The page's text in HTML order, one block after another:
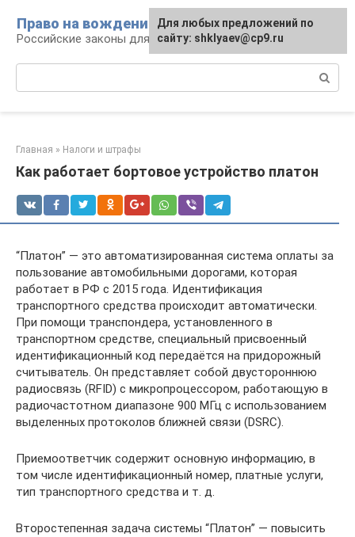
контенту
Право на вождение
Российские законы для автомобилистов
Главная » Налоги и штрафы
Как работает бортовое устройство платон
“Платон” — это автоматизированная система оплаты за
пользование автомобильными дорогами, которая
работает в РФ с 2015 года. Идентификация
транспортного средства происходит автоматически.
При помощи транспондера, установленного в
транспортном средстве, специальный присвоенный
идентификационный код передаётся на придорожный
считыватель. Он представляет собой двустороннюю
радиосвязь (RFID) с микропроцессором, работающую в
радиочастотном диапазоне 900 МГц с использованием
выделенных протоколов ближней связи (DSRC).
Приемоответчик содержит основную информацию, в
том числе идентификационный номер, платные услуги,
тип транспортного средства и т. д.
Второстепенная задача системы “Платон” — повысить
Для любых предложений по
сайту: shklyaev@cp9.ru